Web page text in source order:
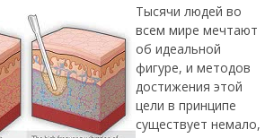
Тысячи людей во
всем мире мечтают
об идеальной
фигуре, и методов
достижения этой
цели в принципе
существует немало,